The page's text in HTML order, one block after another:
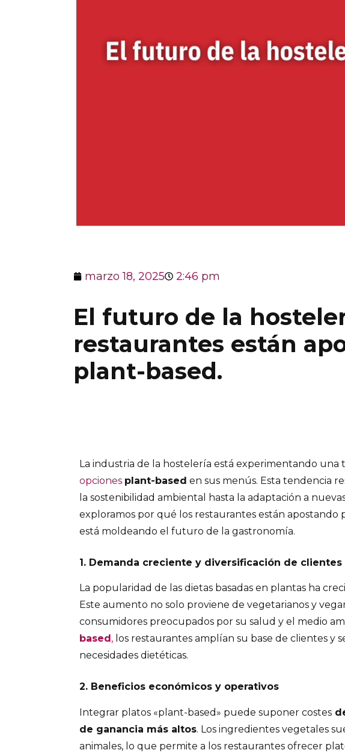
marzo 18, 2025 2:46 pm
El futuro de la
restaurantes están
plant-based.
La industria de la hostelería está experimentando una
opciones plant-based en sus menús. Esta tendencia
la sostenibilidad ambiental hasta la adaptación a
exploramos por qué los restaurantes están apostando
está moldeando el futuro de la gastronomía.​
1. Demanda creciente y diversificación de clientes
La popularidad de las dietas basadas en plantas ha
Este aumento no solo proviene de vegetarianos y
consumidores preocupados por su salud y el medio
based , los restaurantes amplían su base de clientes y
necesidades dietéticas.
2. Beneficios económicos y operativos
Integrar platos «plant-based» puede suponer costes
de ganancia más altos. Los ingredientes vegetales
animales, lo que permite a los restaurantes ofrecer